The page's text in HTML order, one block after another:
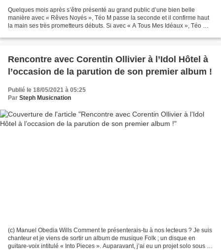
Quelques mois après s’être présenté au grand public d’une bien belle
manière avec « Rêves Noyés », Téo M passe la seconde et il confirme haut
la main ses très prometteurs débuts. Si avec « A Tous Mes Idéaux », Téo M
Rencontre avec Corentin Ollivier à l’Idol Hôtel à
l’occasion de la parution de son premier album !
Publié le 18/05/2021 à 05:25
Par Steph Musicnation
(c) Manuel Obedia Wills Comment te présenterais-tu à nos lecteurs ? Je suis
chanteur et je viens de sortir un album de musique Folk ; un disque en
guitare-voix intitulé « Into Pieces ». Auparavant, j’ai eu un projet solo sous le